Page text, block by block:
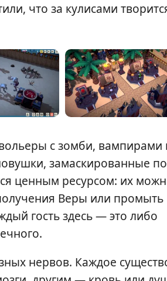
что за кулисами
с зомби, вампирами
замаскированные
ценным ресурсом: их
Веры или
гость здесь — это либо
нервов. Каждое